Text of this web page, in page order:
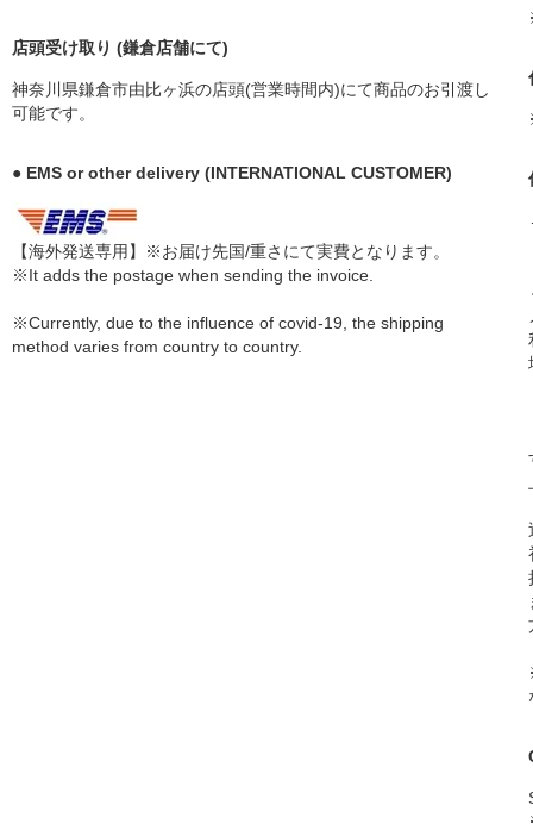
店頭受け取り (鎌倉店舗にて)
神奈川県鎌倉市由比ヶ浜の店頭(営業時間内)にて商品のお引渡し
可能です。
● EMS or other delivery (INTERNATIONAL CUSTOMER)
【海外発送専用】※お届け先国/重さにて実費となります。
※It adds the postage when sending the invoice.
※Currently, due to the influence of covid-19, the shipping
method varies from country to country.